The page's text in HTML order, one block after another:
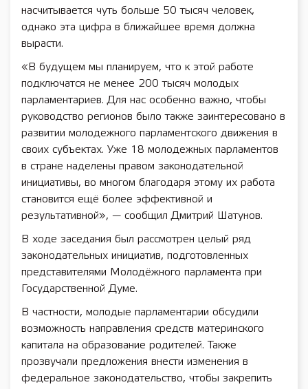
насчитывается чуть больше 50 тысяч человек,
однако эта цифра в ближайшее время должна
вырасти.
«В будущем мы планируем, что к этой работе
подключатся не менее 200 тысяч молодых
парламентариев. Для нас особенно важно, чтобы
руководство регионов было также заинтересовано в
развитии молодежного парламентского движения в
своих субъектах. Уже 18 молодежных парламентов
в стране наделены правом законодательной
инициативы, во многом благодаря этому их работа
становится ещё более эффективной и
результативной», — сообщил Дмитрий Шатунов.
В ходе заседания был рассмотрен целый ряд
законодательных инициатив, подготовленных
представителями Молодёжного парламента при
Государственной Думе.
В частности, молодые парламентарии обсудили
возможность направления средств материнского
капитала на образование родителей. Также
прозвучали предложения внести изменения в
федеральное законодательство, чтобы закрепить